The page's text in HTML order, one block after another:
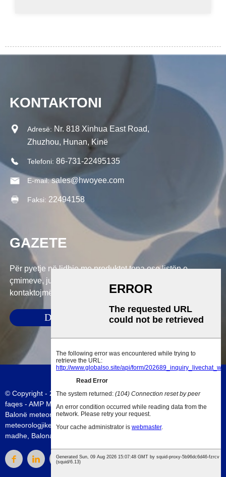
KONTAKTONI
Adresë: Nr. 818 Xinhua East Road,
Zhuzhou, Hunan, Kinë
Telefoni: 86-731-22495135
E-mail: sales@hwoyee.com
Faksi: 22494158
GAZETE
Për pyetje në lidhje me produktet tona ose listën e
çmimeve, ju lutemi na lini emailin tuaj dhe ne do të
kontaktojmë brenda 24 orëve.
DORËZOJ
© Copyright - 2010-2023 : Të gjitha të drejtat e rezervuara. Harta e
faqes - AMP Mobile
Balonë meteorologjike 600g,Balonë për motin Aerostar
meteorologjike kineze,Balonat meteorologjike të Kinës
madhe Balona meteorologjike e Kinës